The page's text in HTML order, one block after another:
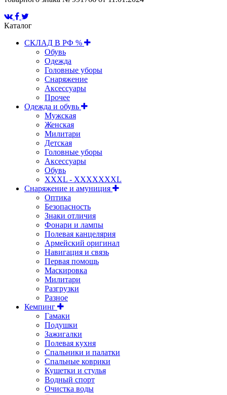
Каталог
СКЛАД В РФ %
Обувь
Одежда
Головные уборы
Снаряжение
Аксессуары
Прочее
Одежда и обувь
Мужская
Женская
Милитари
Детская
Головные уборы
Аксессуары
Обувь
XXXL - XXXXXXXL
Снаряжение и амуниция
Оптика
Безопасность
Знаки отличия
Фонари и лампы
Полевая канцелярия
Армейский оригинал
Навигация и связь
Первая помощь
Маскировка
Милитари
Разгрузки
Разное
Кемпинг
Гамаки
Подушки
Зажигалки
Полевая кухня
Спальники и палатки
Спальные коврики
Кушетки и стулья
Водный спорт
Очистка воды